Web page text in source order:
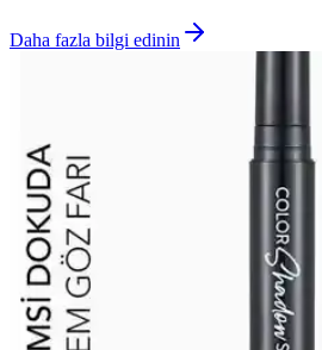
Daha fazla bilgi edinin